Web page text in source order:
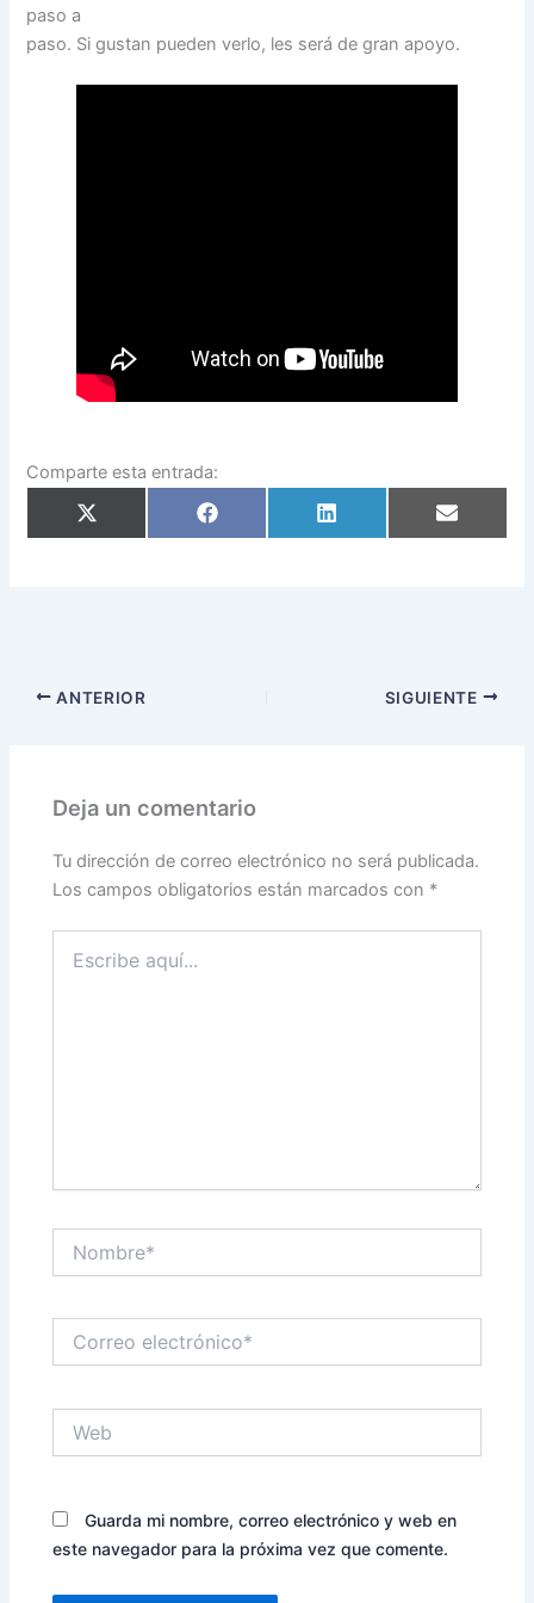
paso a
paso. Si gustan pueden verlo, les será de gran apoyo.
Comparte esta entrada:
Compartir
en
Compartir
en
Compartir
en
Compartir
en
ANTERIOR SIGUIENTE
Deja un comentario
Tu dirección de correo electrónico no será publicada.
Los campos obligatorios están marcados con *
aquí...
electrónico*
Guarda mi nombre, correo electrónico y web en
este navegador para la próxima vez que comente.